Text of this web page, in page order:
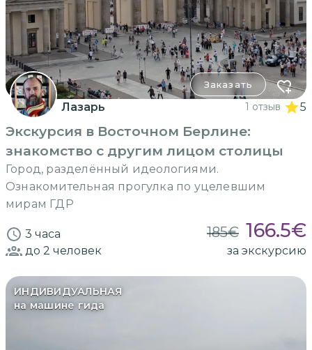
Заказать
Лазарь 1 отзыв 5
Экскурсия в Восточном Берлине:
знакомство с другим лицом столицы
Город, разделённый идеологиями.
Ознакомительная прогулка по уцелевшим
мирам ГДР
3 часа 185€ 166.5€
до 2 человек за экскурсию
ИНДИВИДУАЛЬНАЯ
на машине гида